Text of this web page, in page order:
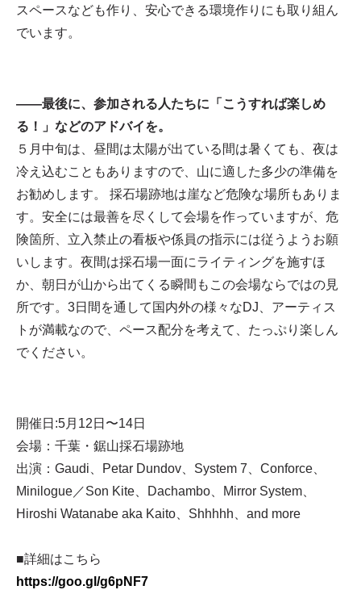
スペースなども作り、安心できる環境作りにも取り組ん
でいます。
——最後に、参加される人たちに「こうすれば楽しめ
る！」などのアドバイを。
５月中旬は、昼間は太陽が出ている間は暑くても、夜は
冷え込むこともありますので、山に適した多少の準備を
お勧めします。 採石場跡地は崖など危険な場所もありま
す。安全には最善を尽くして会場を作っていますが、危
険箇所、立入禁止の看板や係員の指示には従うようお願
いします。夜間は採石場一面にライティングを施すほ
か、朝日が山から出てくる瞬間もこの会場ならではの見
所です。3日間を通して国内外の様々なDJ、アーティス
トが満載なので、ペース配分を考えて、たっぷり楽しん
でください。
開催日:5月12日〜14日
会場：千葉・鋸山採石場跡地
出演：Gaudi、Petar Dundov、System 7、Conforce、
Minilogue／Son Kite、Dachambo、Mirror System、
Hiroshi Watanabe aka Kaito、Shhhhh、and more
■詳細はこちら
https://goo.gl/g6pNF7